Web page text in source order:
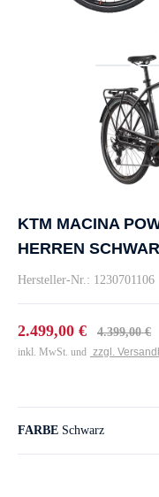
KTM MACINA
HERREN
Hersteller-Nr.: 1230701106
2.499,00 € 4.399,00 €
inkl. MwSt. und zzgl.
FARBE Schwarz